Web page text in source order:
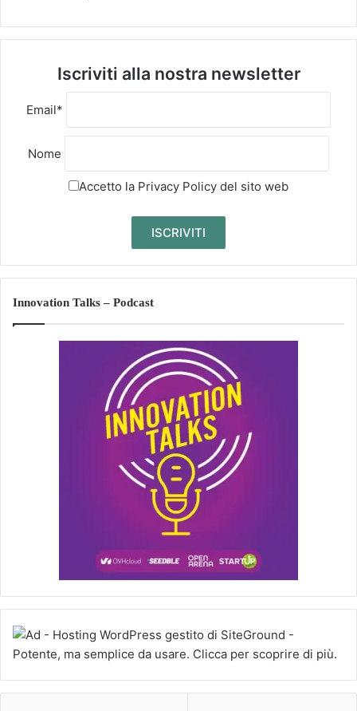
Iscriviti alla nostra newsletter
Email*
Nome
Accetto la Privacy Policy del sito web
Innovation Talks – Podcast